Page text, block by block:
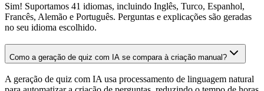
Sim! Suportamos 41 idiomas, incluindo Inglês, Turco, Espanhol,
Francês, Alemão e Português. Perguntas e explicações são geradas
no seu idioma escolhido.
Como a geração de quiz com IA se compara à criação manual?
A geração de quiz com IA usa processamento de linguagem natural